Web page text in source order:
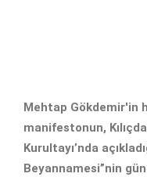
Mehtap Gökdemir'in
manifestonun,
Kurultayı’nda
Beyannamesi”nin